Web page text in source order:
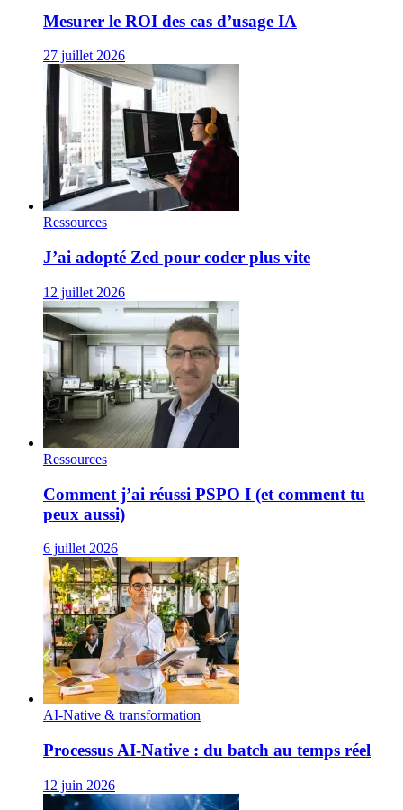
Mesurer le ROI des cas d’usage IA
27 juillet 2026
Ressources
J’ai adopté Zed pour coder plus vite
12 juillet 2026
Ressources
Comment j’ai réussi PSPO I (et comment tu
peux aussi)
6 juillet 2026
AI-Native & transformation
Processus AI‑Native : du batch au temps réel
12 juin 2026